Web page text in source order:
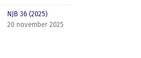
NJB 36 (2025)
20 november 2025